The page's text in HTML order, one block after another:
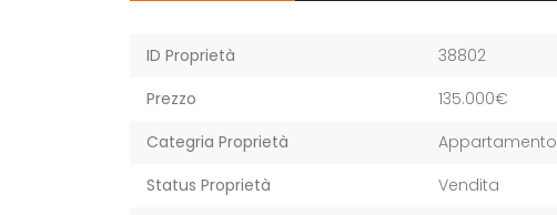
ID Proprietà
38802
Prezzo
135.000€
Categria Proprietà
Appartamento
Status Proprietà
Vendita